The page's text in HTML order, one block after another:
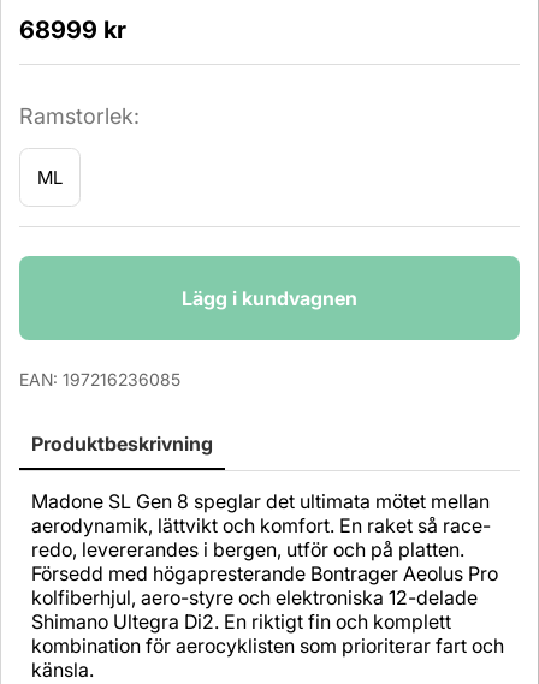
68999 kr
Ramstorlek:
ML
Lägg i kundvagnen
EAN: 197216236085
Produktbeskrivning
Madone SL Gen 8 speglar det ultimata mötet mellan
aerodynamik, lättvikt och komfort. En raket så race-
redo, levererandes i bergen, utför och på platten.
Försedd med högapresterande Bontrager Aeolus Pro
kolfiberhjul, aero-styre och elektroniska 12-delade
Shimano Ultegra Di2. En riktigt fin och komplett
kombination för aerocyklisten som prioriterar fart och
känsla.